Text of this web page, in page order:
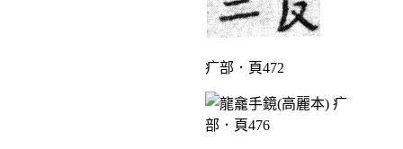
疒部．頁472